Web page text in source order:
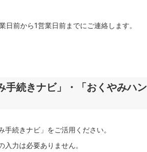
前から1営業日前までにご連絡します。
手続きナビ」・「おくやみハン
手続きナビ」をご活用ください。
入力は必要ありません。